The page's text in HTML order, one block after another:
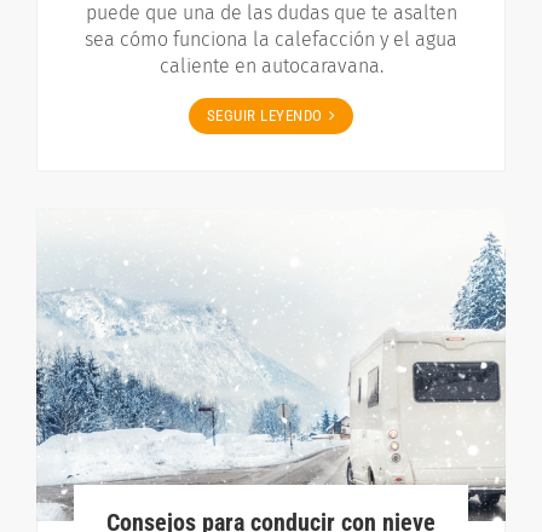
puede que una de las dudas que te asalten
sea cómo funciona la calefacción y el agua
caliente en autocaravana.
SEGUIR LEYENDO
Consejos para conducir con nieve